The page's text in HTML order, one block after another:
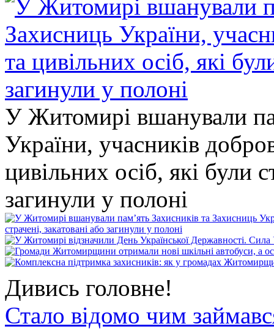
У Житомирі вшанували
України, учасників
цивільних осіб, які були
загинули у полоні
Дивись головне!
Стало відомо чим